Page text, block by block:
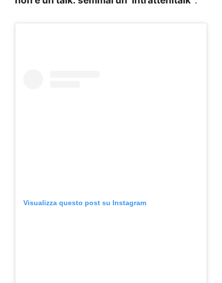
Visualizza questo post su Instagram